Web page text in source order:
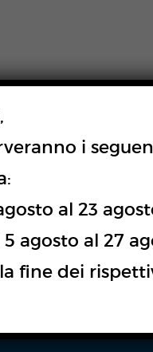
i
al 23
agosto al 27
fine dei